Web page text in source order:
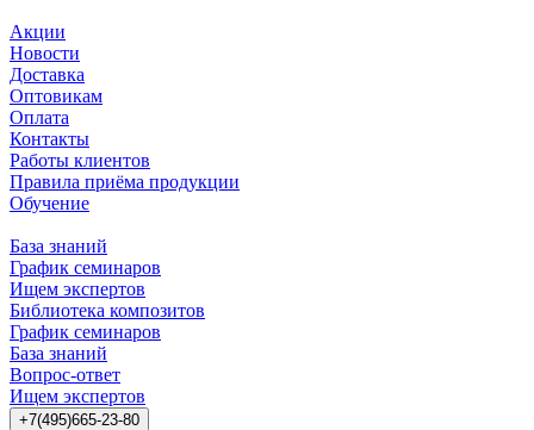
Акции
Новости
Доставка
Оптовикам
Оплата
Контакты
Работы клиентов
Правила приёма продукции
Обучение
База знаний
График семинаров
Ищем экспертов
Библиотека композитов
График семинаров
База знаний
Вопрос-ответ
Ищем экспертов
+7(495)665-23-80